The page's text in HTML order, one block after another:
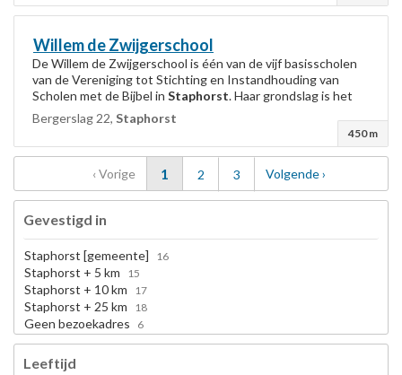
Willem de Zwijgerschool
De Willem de Zwijgerschool is één van de vijf basisscholen
van de Vereniging tot Stichting en Instandhouding van
Scholen met de Bijbel in Staphorst. Haar grondslag is het
Woord van God zoals beleden wordt...
Bergerslag 22, Staphorst
450 m
‹Vorigepaginapagina
1 pagina
2 pagina
3 Volgendepagina
›
Gevestigd in
Staphorst [gemeente] 16
Staphorst + 5 km 15
Staphorst + 10 km 17
Staphorst + 25 km 18
Geen bezoekadres 6
Leeftijd